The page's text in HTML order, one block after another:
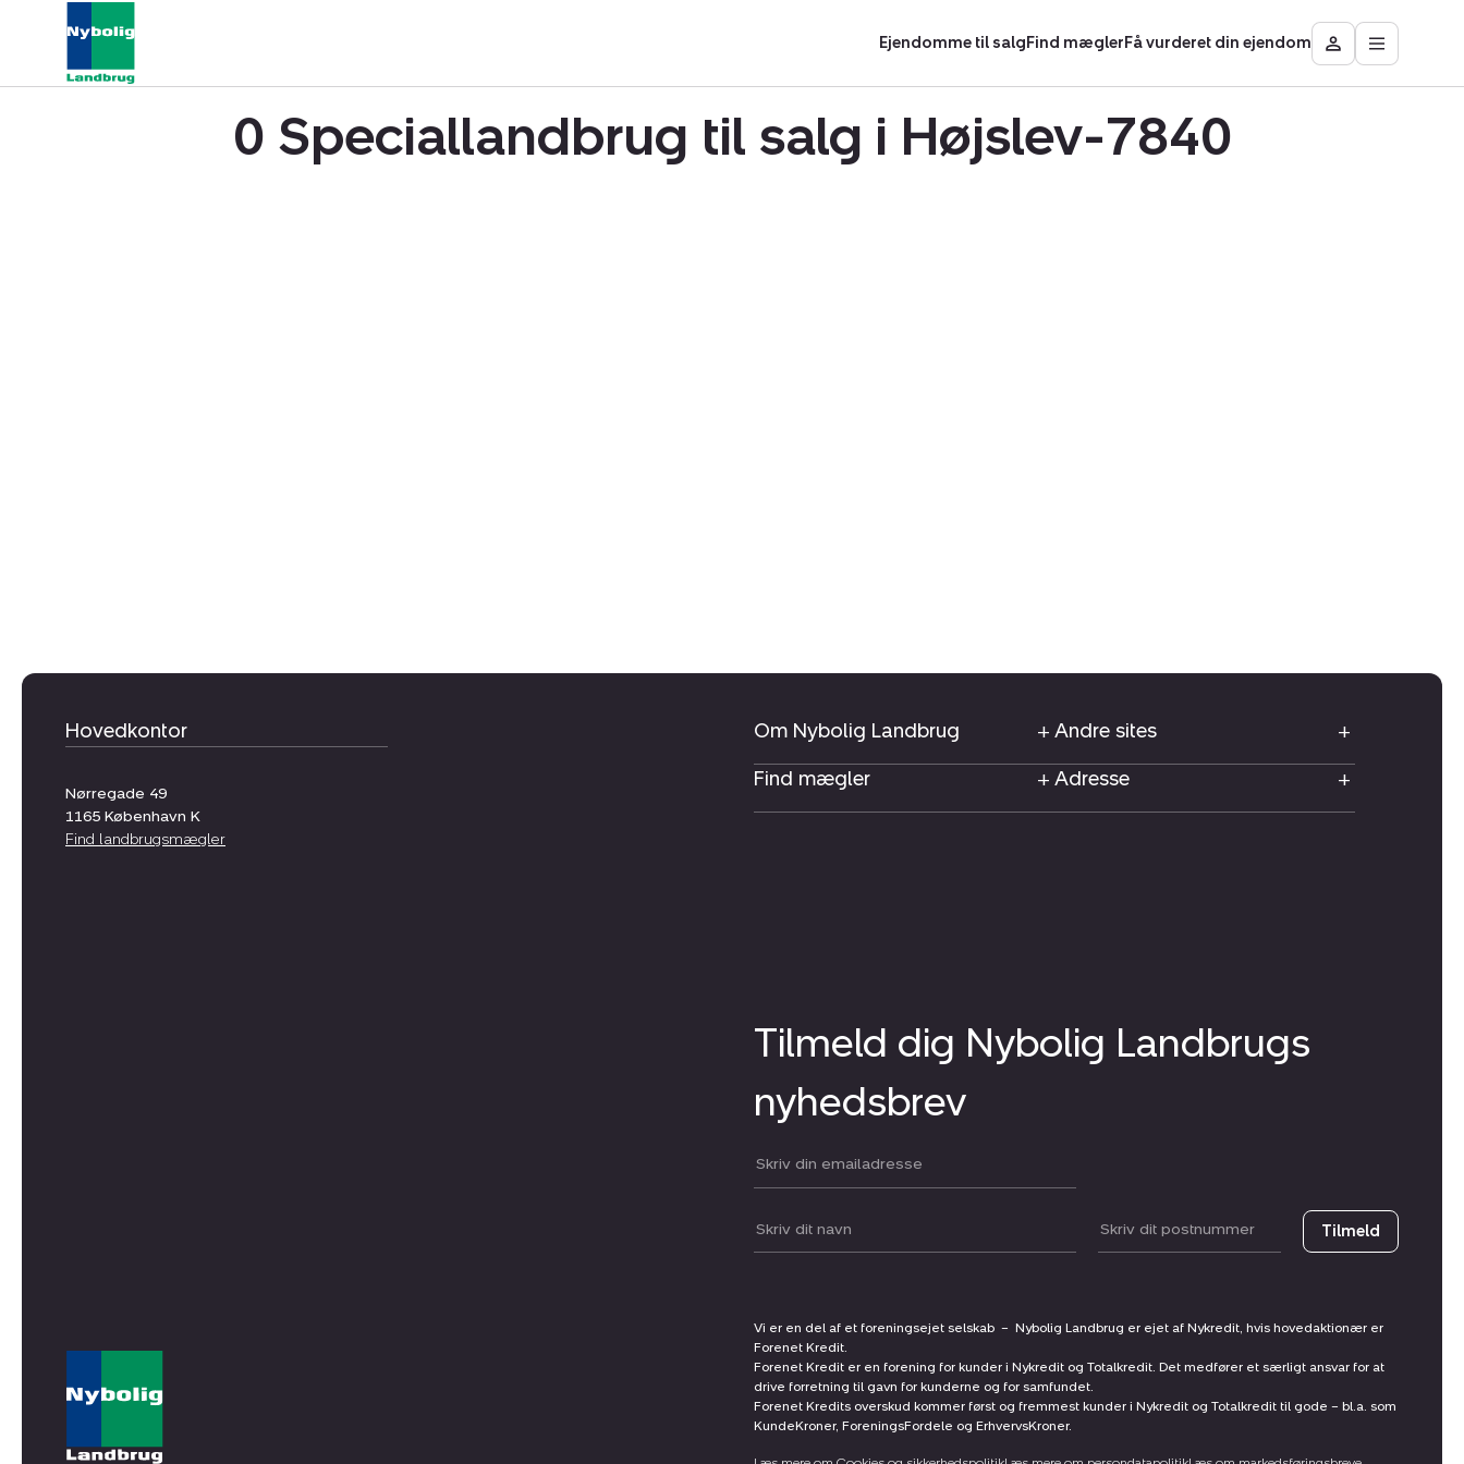
Ejendomme til salgFind mæglerFå vurderet din ejendom
Besøg
Mit
Åbn
0 Speciallandbrug til salg i Højslev-7840
Hovedkontor
Nørregade 49
1165 København K
Find landbrugsmægler
Om Nybolig Landbrug
Andre sites
Find mægler
Adresse
Tilmeld dig Nybolig Landbrugs
nyhedsbrev
Din email:
Dit navn: Postnummer Tilmeld
Vi er en del af et foreningsejet selskab – Nybolig Landbrug er ejet af Nykredit, hvis hovedaktionær er
Forenet Kredit.
Forenet Kredit er en forening for kunder i Nykredit og Totalkredit. Det medfører et særligt ansvar for at
drive forretning til gavn for kunderne og for samfundet.
Forenet Kredits overskud kommer først og fremmest kunder i Nykredit og Totalkredit til gode – bl.a. som
KundeKroner, ForeningsFordele og ErhvervsKroner.